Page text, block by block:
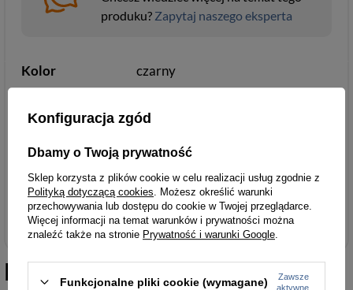
produku? Zapytaj naszego eksperta
Kolor czarny
bezpieczeństwa
Portfele
Podobne doSkórzany czarny
Konfiguracja zgód
Dbamy o Twoją prywatność
Sklep korzysta z plików cookie w celu realizacji usług zgodnie z
Polityką dotyczącą cookies . Możesz określić warunki
przechowywania lub dostępu do cookie w Twojej przeglądarce.
Więcej informacji na temat warunków i prywatności można
znaleźć także na stronie Prywatność i warunki Google
Funkcjonalne pliki cookie (wymagane)
Zawsze
aktywne